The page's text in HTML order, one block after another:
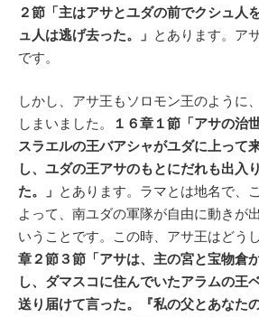
２節「主はアサとユダの前でクシュ人
ュ人は逃げ去った。」 とあります。ア
です。
しかし、アサ王もソロモン王のように
しまいました。
１６章１節「アサの治
スラエルの王バアシャがユダに上って
し、ユダの王アサのもとにだれも出入
た。」 とあります。ラマとは地名で、
よって、南ユダの軍隊が自由に動きが
いうことです。この時、アサ王はどう
章２節３節「アサは、主の宮と宝物倉
し、ダマスコに住んでいたアラムの王
送り届けて言った。『私の父とあなた